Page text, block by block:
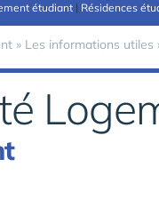
étudiant | Résidences
» Les informations utiles